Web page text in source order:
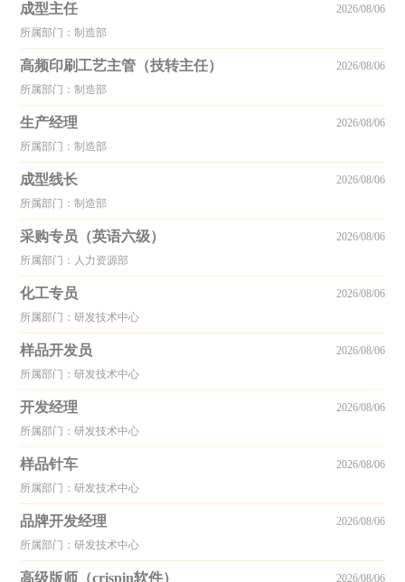
成型主任
所属部门：制造部
2026/08/06
高频印刷工艺主管（技转主任）
所属部门：制造部
2026/08/06
生产经理
所属部门：制造部
2026/08/06
成型线长
所属部门：制造部
2026/08/06
采购专员（英语六级）
所属部门：人力资源部
2026/08/06
化工专员
所属部门：研发技术中心
2026/08/06
样品开发员
所属部门：研发技术中心
2026/08/06
开发经理
所属部门：研发技术中心
2026/08/06
样品针车
所属部门：研发技术中心
2026/08/06
品牌开发经理
所属部门：研发技术中心
2026/08/06
高级版师（crispin软件） 2026/08/06